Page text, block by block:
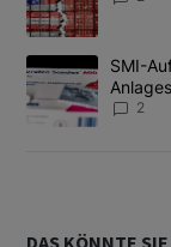
Ein Trendartikel
SMI-
2
DAS KÖNNTE